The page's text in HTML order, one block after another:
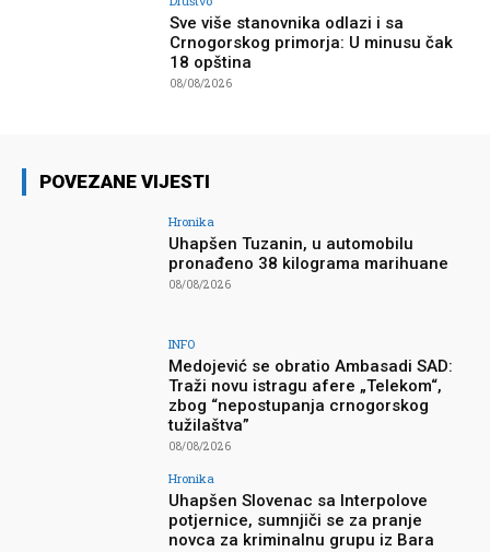
Sve više stanovnika odlazi i sa
Crnogorskog primorja: U minusu čak
18 opština
08/08/2026
POVEZANE VIJESTI
Hronika
Uhapšen Tuzanin, u automobilu
pronađeno 38 kilograma marihuane
08/08/2026
INFO
Medojević se obratio Ambasadi SAD:
Traži novu istragu afere „Telekom“,
zbog “nepostupanja crnogorskog
tužilaštva”
08/08/2026
Hronika
Uhapšen Slovenac sa Interpolove
potjernice, sumnjiči se za pranje
novca za kriminalnu grupu iz Bara